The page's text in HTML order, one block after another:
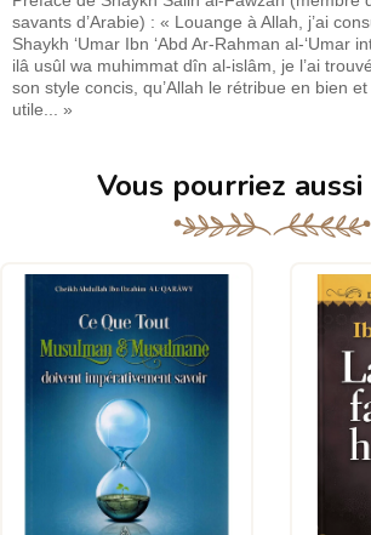
savants d’Arabie) : « Louange à Allah, j’ai
Shaykh ‘Umar Ibn ‘Abd Ar-Rahman al-‘Umar
ilâ usûl wa muhimmat dîn al-islâm, je l’ai
son style concis, qu’Allah le rétribue en bien
utile... »
Vous pourriez